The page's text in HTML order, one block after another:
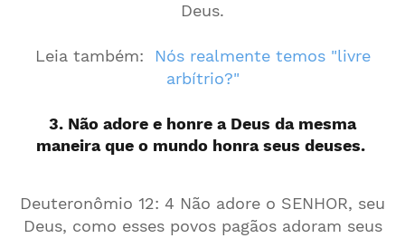
Deus.
Leia também:
Nós realmente temos "livre
arbítrio?"
3. Não adore e honre a Deus da mesma
maneira que o mundo honra seus deuses.
Deuteronômio 12: 4 Não adore o SENHOR, seu
Deus, como esses povos pagãos adoram seus